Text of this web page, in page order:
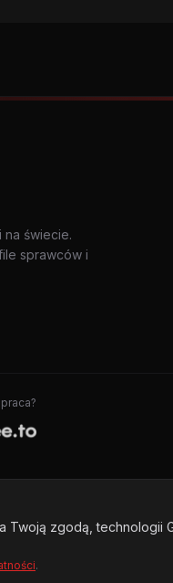
na świecie.
sprawców i
zgodą, technologii
.